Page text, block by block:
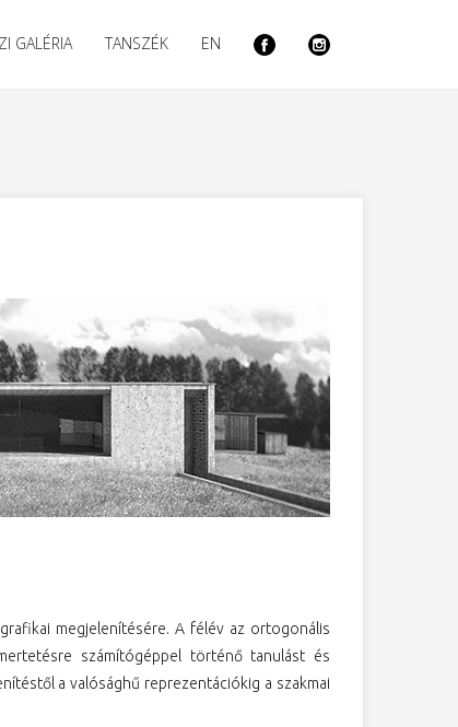
GALÉRIA TANSZÉK EN
megjelenítésére. A félév az ortogonális
számítógéppel történő tanulást és
a valósághű reprezentációkig a szakmai